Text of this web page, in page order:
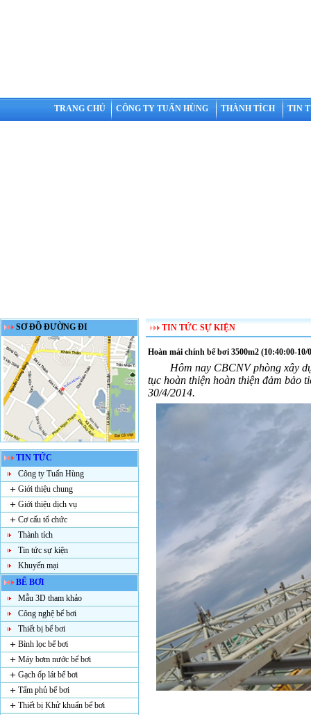
TRANG CHỦ CÔNG TY TUẤN HÙNG THÀNH TÍCH TIN
SƠ ĐỒ ĐƯỜNG ĐI
TIN TỨC
Công ty Tuấn Hùng
Giới thiệu chung
Giới thiệu dịch vụ
Cơ cấu tổ chức
Thành tích
Tin tức sự kiện
Khuyến mại
BỂ BƠI
Mẫu 3D tham khảo
Công nghệ bể bơi
Thiết bị bể bơi
Bình lọc bể bơi
Máy bơm nước bể bơi
Gạch ốp lát bể bơi
Tấm phủ bể bơi
Thiết bị Khử khuẩn bể bơi
TIN TỨC SỰ KIỆN
Hoàn mái chính bể bơi 3500m2 (10:40:00-10/
Hôm nay CBCNV phòng xây
tục hoàn thiện hoàn thiện đảm bảo
30/4/2014.